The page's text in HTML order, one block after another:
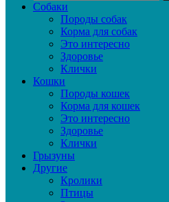
Собаки
Породы собак
Корма для собак
Это интересно
Здоровье
Клички
Кошки
Породы кошек
Корма для кошек
Это интересно
Здоровье
Клички
Грызуны
Другие
Кролики
Птицы